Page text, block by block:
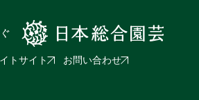
トサイト お問い合わせ